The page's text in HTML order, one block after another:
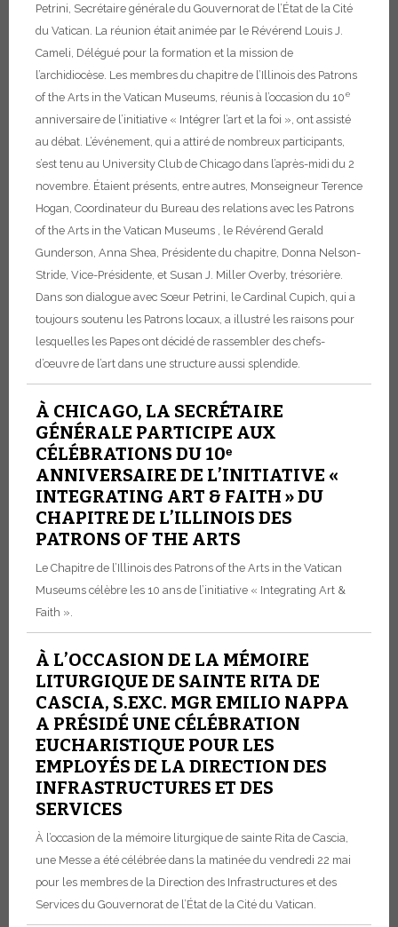
Petrini, Secrétaire générale du Gouvernorat de l’État de la Cité
du Vatican. La réunion était animée par le Révérend Louis J.
Cameli, Délégué pour la formation et la mission de
l’archidiocèse. Les membres du chapitre de l’Illinois des Patrons
of the Arts in the Vatican Museums, réunis à l’occasion du 10e
anniversaire de l’initiative « Intégrer l’art et la foi », ont assisté
au débat. L’événement, qui a attiré de nombreux participants,
s’est tenu au University Club de Chicago dans l’après-midi du 2
novembre. Étaient présents, entre autres, Monseigneur Terence
Hogan, Coordinateur du Bureau des relations avec les Patrons
of the Arts in the Vatican Museums , le Révérend Gerald
Gunderson, Anna Shea, Présidente du chapitre, Donna Nelson-
Stride, Vice-Présidente, et Susan J. Miller Overby, trésorière.
Dans son dialogue avec Sœur Petrini, le Cardinal Cupich, qui a
toujours soutenu les Patrons locaux, a illustré les raisons pour
lesquelles les Papes ont décidé de rassembler des chefs-
d’œuvre de l’art dans une structure aussi splendide.
À CHICAGO, LA SECRÉTAIRE
GÉNÉRALE PARTICIPE AUX
CÉLÉBRATIONS DU 10ᵉ
ANNIVERSAIRE DE L’INITIATIVE «
INTEGRATING ART & FAITH » DU
CHAPITRE DE L’ILLINOIS DES
PATRONS OF THE ARTS
Le Chapitre de l’Illinois des Patrons of the Arts in the Vatican
Museums célèbre les 10 ans de l’initiative « Integrating Art &
Faith ».
À L’OCCASION DE LA MÉMOIRE
LITURGIQUE DE SAINTE RITA DE
CASCIA, S.EXC. MGR EMILIO NAPPA
A PRÉSIDÉ UNE CÉLÉBRATION
EUCHARISTIQUE POUR LES
EMPLOYÉS DE LA DIRECTION DES
INFRASTRUCTURES ET DES
SERVICES
À l’occasion de la mémoire liturgique de sainte Rita de Cascia,
une Messe a été célébrée dans la matinée du vendredi 22 mai
pour les membres de la Direction des Infrastructures et des
Services du Gouvernorat de l’État de la Cité du Vatican.